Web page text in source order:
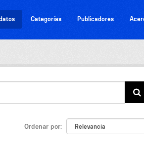
Categorías Publicadores
Ordenar por